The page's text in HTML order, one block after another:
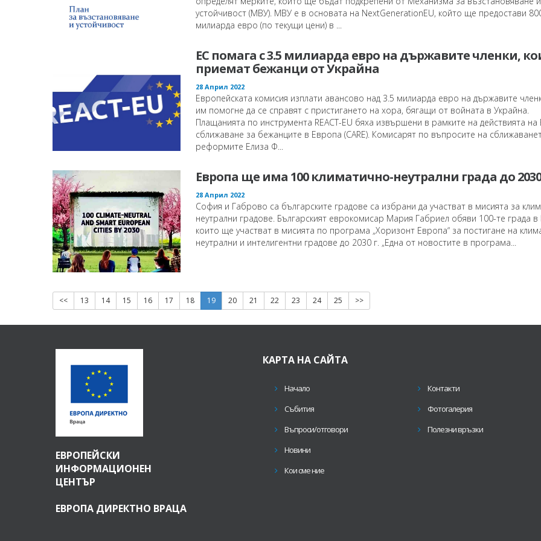
устойчивост (МВУ). МВУ е в основата на NextGenerationEU, който ще предостави
милиарда евро (по текущи цени) в ...
ЕС помага с 3.5 милиарда евро на държавите членки,
приемат бежанци от Украйна
28 Април 2022
Европейската комисия изплати авансово над 3.5 милиарда евро на държавите
им помогне да се справят с пристигането на хора, бягащи от войната в Украйна.
Плащанията по инструмента REACT-EU бяха извършени в рамките на действията на
сближаване за бежанците в Европа (CARE). Комисарят по въпросите на
реформите Елиза Ф...
Европа ще има 100 климатично-неутрални града до
28 Април 2022
София и Габрово са българските градове са избрани да участват в мисията за
неутрални градове. Българският еврокомисар Мария Габриел обяви 100-те града в
които ще участват в мисията по програма „Хоризонт Европа“ за постигане на
неутрални и интелигентни градове до 2030 г. „Една от новостите в програма...
<< 13 14 15 16 17 18 19 20 21 22 23 24 25 >>
ЕВРОПЕЙСКИ
ИНФОРМАЦИОНЕН
ЦЕНТЪР
ЕВРОПА ДИРЕКТНО ВРАЦА
КАРТА НА САЙТА
Начало
Събития
Въпроси/отговори
Новини
Кои сме ние
Контакти
Фотогалерия
Полезни връзки